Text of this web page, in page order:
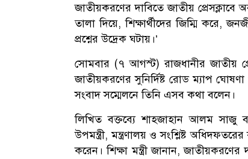
জাতীয়করণের দাবিতে জাতীয় প্রেসক্লাবে
তালা দিয়ে, শিক্ষার্থীদের জিম্মি করে,
প্রশ্নের উদ্রেক ঘটায়।’
সোমবার (৭ আগস্ট) রাজধানীর জাতীয়
জাতীয়করণের সুনির্দিষ্ট রোড ম্যাপ
সংবাদ সম্মেলনে তিনি এসব কথা বলেন।
লিখিত বক্তব্যে শাহজাহান আলম সাজু
উপমন্ত্রী, মন্ত্রণালয় ও সংশ্লিষ্ট
করেন। শিক্ষা মন্ত্রী জানান,